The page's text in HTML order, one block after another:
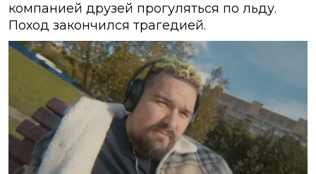
компанией друзей прогуляться по льду.
Поход закончился трагедией.